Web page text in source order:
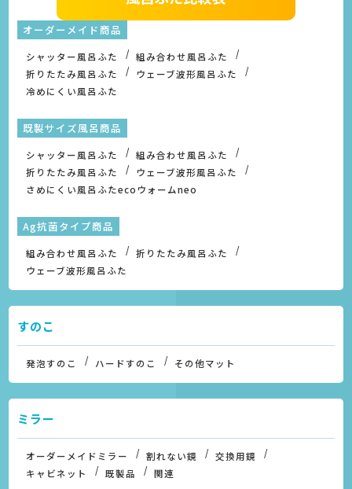
オーダーメイド商品
シャッター風呂ふた
組み合わせ風呂ふた
折りたたみ風呂ふた
ウェーブ波形風呂ふた
冷めにくい風呂ふた
既製サイズ風呂商品
シャッター風呂ふた
組み合わせ風呂ふた
折りたたみ風呂ふた
ウェーブ波形風呂ふた
さめにくい風呂ふたecoウォームneo
Ag抗菌タイプ商品
組み合わせ風呂ふた
折りたたみ風呂ふた
ウェーブ波形風呂ふた
すのこ
発泡すのこ ハードすのこ その他マット
ミラー
オーダーメイドミラー 割れない鏡
交換用鏡
キャビネット
既製品 関連